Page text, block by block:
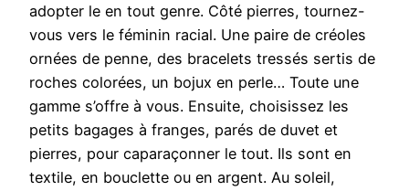
adopter le en tout genre. Côté pierres, tournez-
vous vers le féminin racial. Une paire de créoles
ornées de penne, des bracelets tressés sertis de
roches colorées, un bojux en perle… Toute une
gamme s’offre à vous. Ensuite, choisissez les
petits bagages à franges, parés de duvet et
pierres, pour caparaçonner le tout. Ils sont en
textile, en bouclette ou en argent. Au soleil,